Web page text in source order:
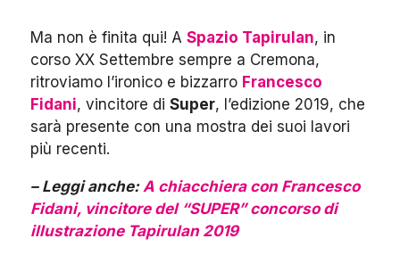
Ma non è finita qui! A Spazio Tapirulan, in
corso XX Settembre sempre a Cremona,
ritroviamo l’ironico e bizzarro Francesco
Fidani, vincitore di Super, l’edizione 2019, che
sarà presente con una mostra dei suoi lavori
più recenti.
– Leggi anche: A chiacchiera con Francesco
Fidani, vincitore del “SUPER” concorso di
illustrazione Tapirulan 2019